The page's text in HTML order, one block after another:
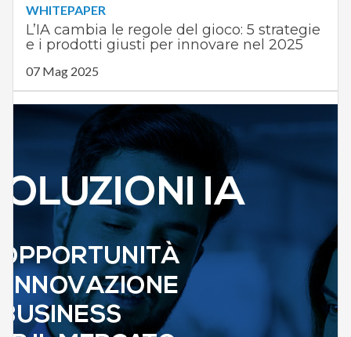
WHITEPAPER
L’IA cambia le regole del gioco: 5 strategie
e i prodotti giusti per innovare nel 2025
07 Mag 2025